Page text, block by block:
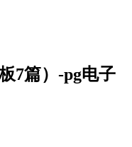
7篇）-pg电子